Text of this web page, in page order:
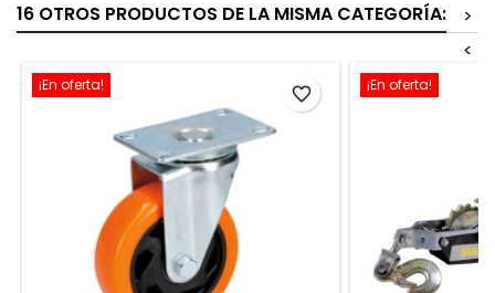
16 OTROS PRODUCTOS DE LA MISMA CATEGORÍA:
>
<
¡En oferta! favorite_border ¡En oferta!